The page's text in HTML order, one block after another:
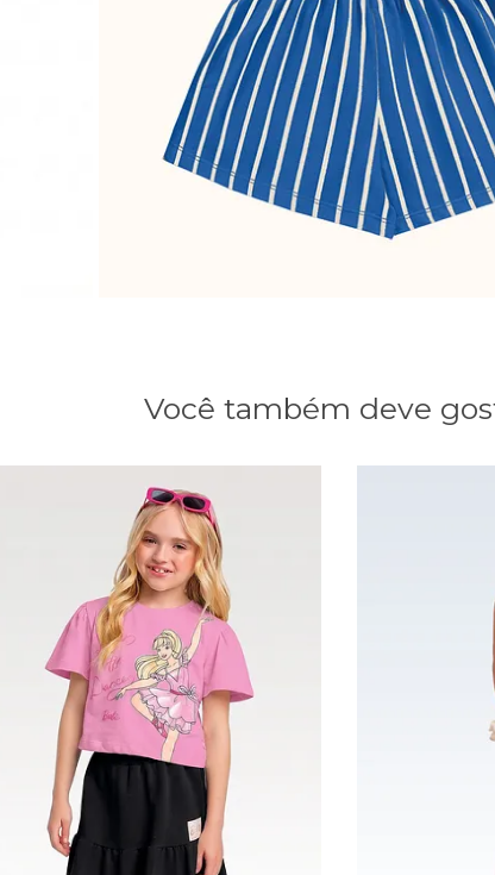
Você também deve